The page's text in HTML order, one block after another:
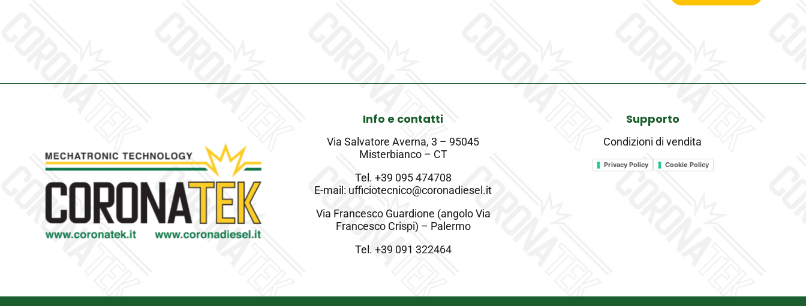
Info e contatti
Via Salvatore Averna, 3 – 95045
Misterbianco – CT
Tel. +39 095 474708
E-mail: ufficiotecnico@coronadiesel.it
Via Francesco Guardione (angolo Via
Francesco Crispi) – Palermo
Tel. +39 091 322464
Supporto
Condizioni di vendita
Privacy Policy Cookie Policy